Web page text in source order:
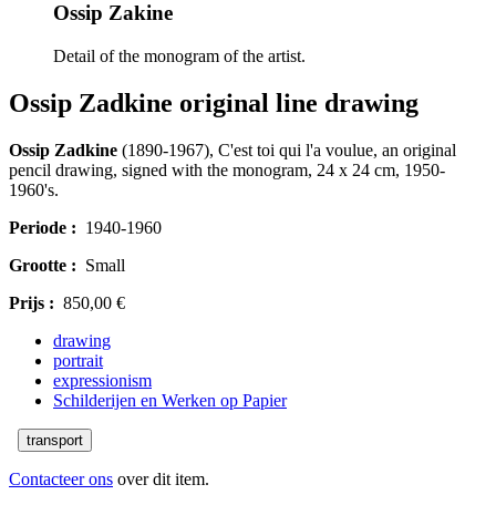
Ossip Zakine
Detail of the monogram of the artist.
Ossip Zadkine original line drawing
Ossip Zadkine (1890-1967), C'est toi qui l'a voulue, an original
pencil drawing, signed with the monogram, 24 x 24 cm, 1950-
1960's.
Periode : 1940-1960
Grootte : Small
Prijs : 850,00 €
drawing
portrait
expressionism
Schilderijen en Werken op Papier
transport
Contacteer ons over dit item.